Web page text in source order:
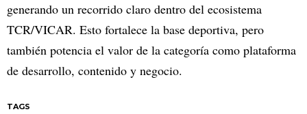
generando un recorrido claro dentro del ecosistema
TCR/VICAR. Esto fortalece la base deportiva, pero
también potencia el valor de la categoría como plataforma
de desarrollo, contenido y negocio.
TAGS